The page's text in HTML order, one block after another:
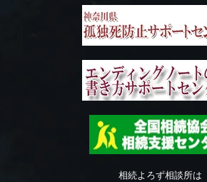
相続よろず相談所は